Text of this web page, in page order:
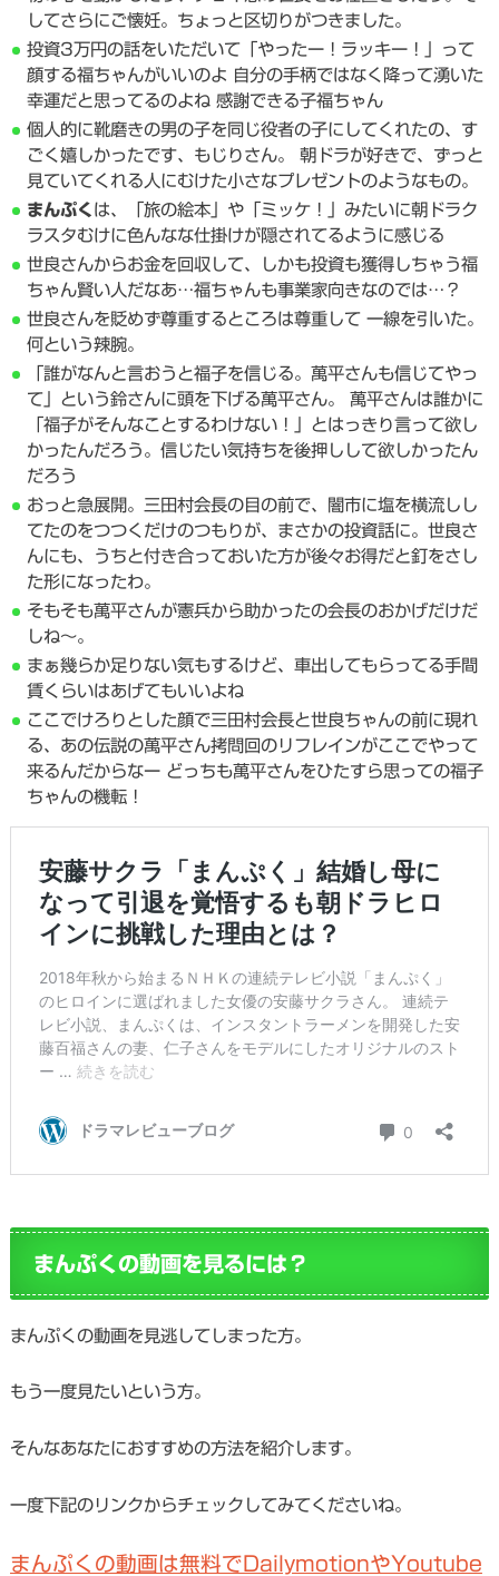
してさらにご懐妊。ちょっと区切りがつきました。
投資3万円の話をいただいて「やったー！ラッキー！」って
顔する福ちゃんがいいのよ 自分の手柄ではなく降って湧いた
幸運だと思ってるのよね 感謝できる子福ちゃん
個人的に靴磨きの男の子を同じ役者の子にしてくれたの、す
ごく嬉しかったです、もじりさん。 朝ドラが好きで、ずっと
見ていてくれる人にむけた小さなプレゼントのようなもの。
まんぷく は、「旅の絵本」や「ミッケ！」みたいに朝ドラク
ラスタむけに色んなな仕掛けが隠されてるように感じる
世良さんからお金を回収して、しかも投資も獲得しちゃう福
ちゃん賢い人だなあ…福ちゃんも事業家向きなのでは…？
世良さんを貶めず尊重するところは尊重して 一線を引いた。
何という辣腕。
「誰がなんと言おうと福子を信じる。萬平さんも信じてやっ
て」という鈴さんに頭を下げる萬平さん。 萬平さんは誰かに
「福子がそんなことするわけない！」とはっきり言って欲し
かったんだろう。信じたい気持ちを後押しして欲しかったん
だろう
おっと急展開。三田村会長の目の前で、闇市に塩を横流しし
てたのをつつくだけのつもりが、まさかの投資話に。世良さ
んにも、うちと付き合っておいた方が後々お得だと釘をさし
た形になったわ。
そもそも萬平さんが憲兵から助かったの会長のおかげだけだ
しね～。
まぁ幾らか足りない気もするけど、車出してもらってる手間
賃くらいはあげてもいいよね
ここでけろりとした顔で三田村会長と世良ちゃんの前に現れ
る、あの伝説の萬平さん拷問回のリフレインがここでやって
来るんだからなー どっちも萬平さんをひたすら思っての福子
ちゃんの機転！
まんぷくの動画を見るには？
まんぷくの動画を見逃してしまった方。
もう一度見たいという方。
そんなあなたにおすすめの方法を紹介します。
一度下記のリンクからチェックしてみてくださいね。
まんぷくの動画は無料でDailymotionやYoutube